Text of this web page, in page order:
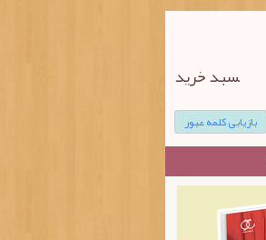
سبد خرید
بازیابی کلمه عبور